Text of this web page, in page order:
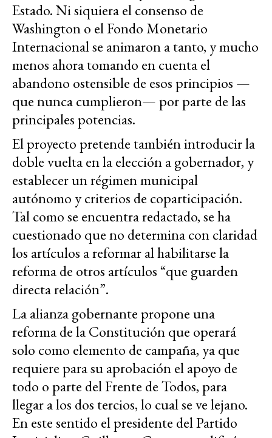
Estado. Ni siquiera el consenso de
Washington o el Fondo Monetario
Internacional se animaron a tanto, y mucho
menos ahora tomando en cuenta el
abandono ostensible de esos principios —
que nunca cumplieron— por parte de las
principales potencias.
El proyecto pretende también introducir la
doble vuelta en la elección a gobernador, y
establecer un régimen municipal
autónomo y criterios de coparticipación.
Tal como se encuentra redactado, se ha
cuestionado que no determina con claridad
los artículos a reformar al habilitarse la
reforma de otros artículos “que guarden
directa relación”.
La alianza gobernante propone una
reforma de la Constitución que operará
solo como elemento de campaña, ya que
requiere para su aprobación el apoyo de
todo o parte del Frente de Todos, para
llegar a los dos tercios, lo cual se ve lejano.
En este sentido el presidente del Partido